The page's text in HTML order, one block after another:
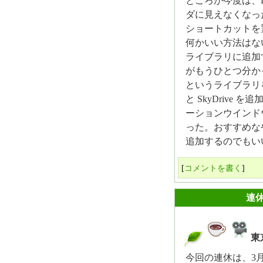
ダに見えなくな
ショートカット
何かいい方法は
ライブラリに追
がもうひとつ分
というライブラ
と SkyDrive を追
ーションウイン
った。おすすめ
追加するのでもい
[コメントを書く ]
連
東
今回の連休は、3